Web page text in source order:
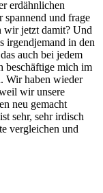
erdähnlichen
spannend und frage
wir jetzt damit? Und
irgendjemand in den
auch bei jedem
beschäftige mich im
Wir haben wieder
wir unsere
neu gemacht
sehr, sehr irdisch
vergleichen und